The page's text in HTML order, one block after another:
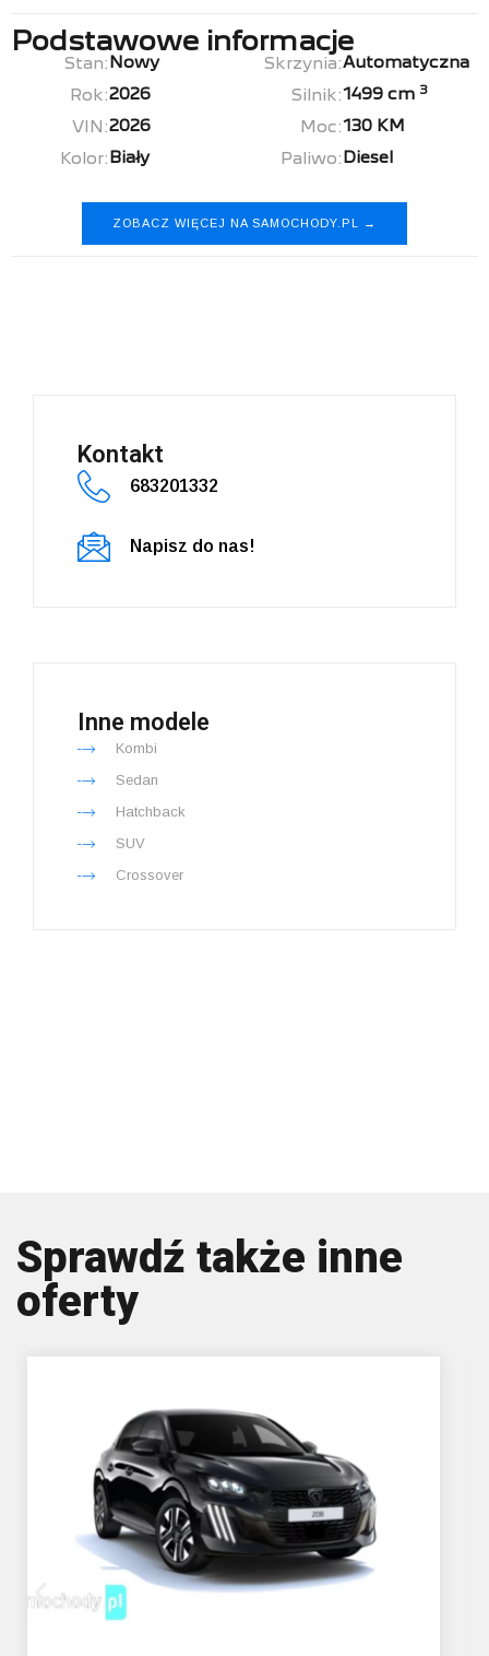
Podstawowe informacje
Stan:
Rok:
VIN:
Kolor:
Nowy
2026
2026
Biały
Skrzynia:
Silnik:
Moc:
Paliwo:
Automatyczna
1499 cm 3
130 KM
Diesel
ZOBACZ WIĘCEJ NA SAMOCHODY.PL →
Kontakt
683201332
Napisz do nas!
Inne modele
Kombi
Sedan
Hatchback
SUV
Crossover
Sprawdź także inne
oferty